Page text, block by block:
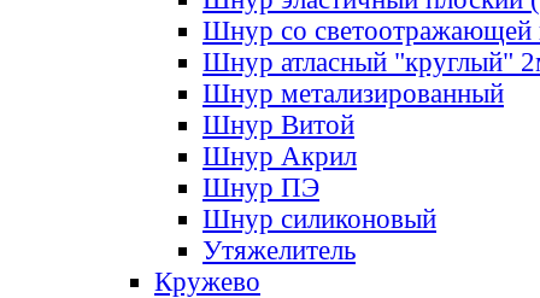
Шнур со светоотражающей
Шнур атласный "круглый"
Шнур метализированный
Шнур Витой
Шнур Акрил
Шнур ПЭ
Шнур силиконовый
Утяжелитель
Кружево